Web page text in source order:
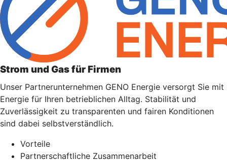
Strom und Gas für Firmen
Unser Partnerunternehmen GENO Energie versorgt Sie mit
Energie für Ihren betrieblichen Alltag. Stabilität und
Zuverlässigkeit zu transparenten und fairen Konditionen
sind dabei selbstverständlich.
Vorteile
Partnerschaftliche Zusammenarbeit